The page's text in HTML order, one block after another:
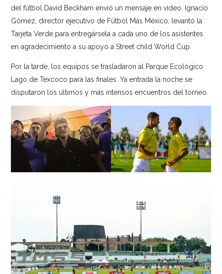
del fútbol David Beckham envió un mensaje en video. Ignacio
Gómez, director ejecutivo de Fútbol Más México, levantó la
Tarjeta Verde para entregársela a cada uno de los asistentes
en agradecimiento a su apoyo a Street child World Cup.
Por la tarde, los equipos se trasladaron al Parque Ecológico
Lago de Texcoco para las finales. Ya entrada la noche se
disputaron los últimos y más intensos encuentros del torneo.